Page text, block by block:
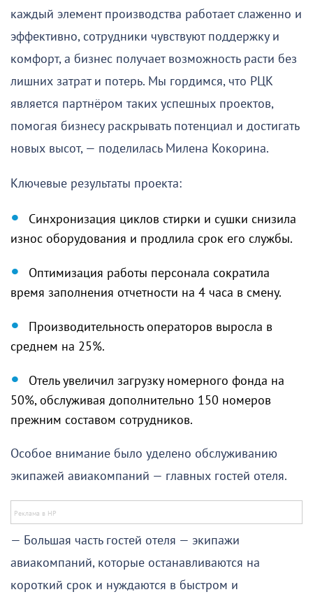
каждый элемент производства работает слаженно и
эффективно, сотрудники чувствуют поддержку и
комфорт, а бизнес получает возможность расти без
лишних затрат и потерь. Мы гордимся, что РЦК
является партнёром таких успешных проектов,
помогая бизнесу раскрывать потенциал и достигать
новых высот, — поделилась Милена Кокорина.
Ключевые результаты проекта:
Синхронизация циклов стирки и сушки снизила
износ оборудования и продлила срок его службы.
Оптимизация работы персонала сократила
время заполнения отчетности на 4 часа в смену.
Производительность операторов выросла в
среднем на 25%.
Отель увеличил загрузку номерного фонда на
50%, обслуживая дополнительно 150 номеров
прежним составом сотрудников.
Особое внимание было уделено обслуживанию
экипажей авиакомпаний — главных гостей отеля.
— Большая часть гостей отеля — экипажи
авиакомпаний, которые останавливаются на
короткий срок и нуждаются в быстром и